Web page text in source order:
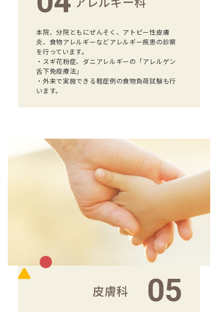
本院、分院ともにぜんそく、アトピー性皮膚
炎、食物アレルギーなどアレルギー疾患の診察
を行っています。
・スギ花粉症、ダニアレルギーの「アレルゲン
舌下免疫療法」
・外来で実施できる軽症例の食物負荷試験も行
います。
皮膚科 05